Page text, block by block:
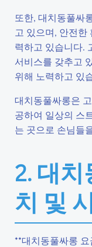
또한, 대치동풀싸
고 있으며, 안전한
력하고 있습니다.
서비스를 갖추고
위해 노력하고 있
대치동풀싸롱은
공하여 일상의 스
는 곳으로 손님들
2. 대
치 및
**대치동풀싸롱 요